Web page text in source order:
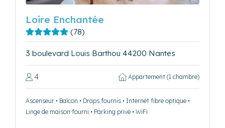
Loire Enchantée
(78)
3 boulevard Louis Barthou 44200 Nantes
4 Appartement (1 chambre)
Ascenseur • Balcon • Draps fournis • Internet fibre optique •
Linge de maison fourni • Parking privé • WiFi